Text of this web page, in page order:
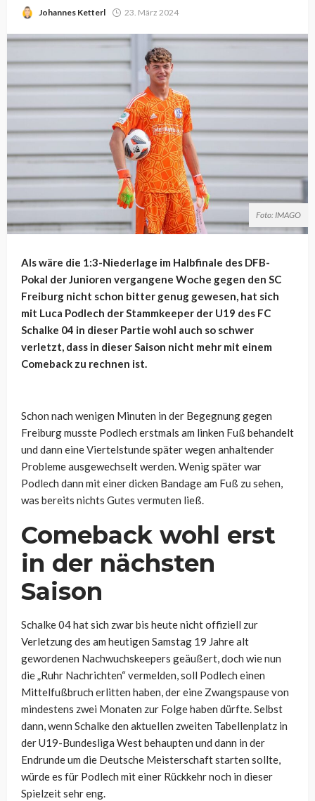
Johannes Ketterl 23. März 2024
Foto: IMAGO
Als wäre die 1:3-Niederlage im Halbfinale des DFB-
Pokal der Junioren vergangene Woche gegen den SC
Freiburg nicht schon bitter genug gewesen, hat sich
mit Luca Podlech der Stammkeeper der U19 des FC
Schalke 04 in dieser Partie wohl auch so schwer
verletzt, dass in dieser Saison nicht mehr mit einem
Comeback zu rechnen ist.
Schon nach wenigen Minuten in der Begegnung gegen
Freiburg musste Podlech erstmals am linken Fuß behandelt
und dann eine Viertelstunde später wegen anhaltender
Probleme ausgewechselt werden. Wenig später war
Podlech dann mit einer dicken Bandage am Fuß zu sehen,
was bereits nichts Gutes vermuten ließ.
Comeback wohl erst
in der nächsten
Saison
Schalke 04 hat sich zwar bis heute nicht offiziell zur
Verletzung des am heutigen Samstag 19 Jahre alt
gewordenen Nachwuchskeepers geäußert, doch wie nun
die „Ruhr Nachrichten“ vermelden, soll Podlech einen
Mittelfußbruch erlitten haben, der eine Zwangspause von
mindestens zwei Monaten zur Folge haben dürfte. Selbst
dann, wenn Schalke den aktuellen zweiten Tabellenplatz in
der U19-Bundesliga West behaupten und dann in der
Endrunde um die Deutsche Meisterschaft starten sollte,
würde es für Podlech mit einer Rückkehr noch in dieser
Spielzeit sehr eng.